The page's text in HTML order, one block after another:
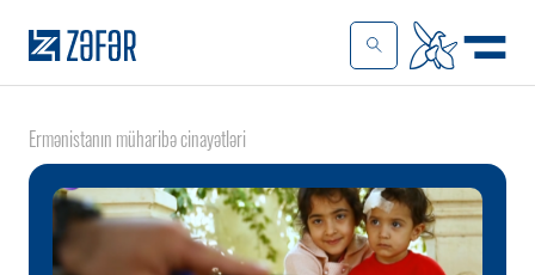
Ermənistanın müharibə cinayətləri